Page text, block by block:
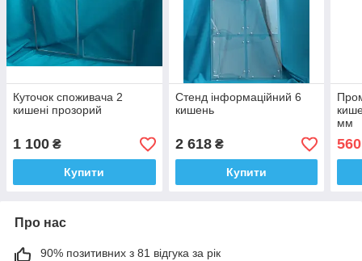
Куточок споживача 2
кишені прозорий
1 100 ₴
Купити
Стенд інформаційний 6
кишень
2 618₴
Купити
мм
Про нас
90% позитивних з 81 відгука за рік